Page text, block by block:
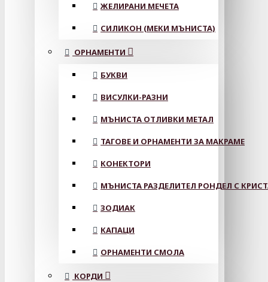
ЖЕЛИРАНИ МЕЧЕТА
СИЛИКОН (МЕКИ МЪНИСТА)
ОРНАМЕНТИ
БУКВИ
ВИСУЛКИ-РАЗНИ
МЪНИСТА ОТЛИВКИ МЕТАЛ
ТАГОВЕ И ОРНАМЕНТИ ЗА МАКРАМЕ
КОНЕКТОРИ
МЪНИСТА РАЗДЕЛИТЕЛ РОНДЕЛ С
ЗОДИАК
КАПАЦИ
ОРНАМЕНТИ СМОЛА
КОРДИ